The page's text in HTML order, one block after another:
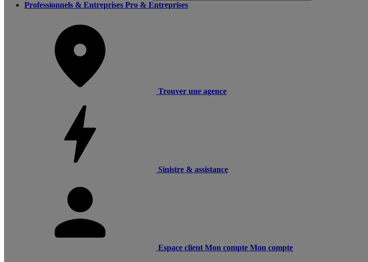
Professionnels & Entreprises Pro & Entreprises
Trouver une agence
Sinistre & assistance
Espace client Mon compte Mon compte